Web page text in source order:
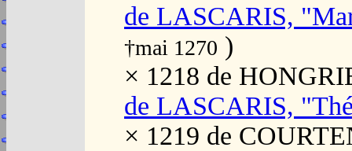
de LASCARIS,
†mai 1270 )
× 1218 de
de LASCARIS,
× 1219 de